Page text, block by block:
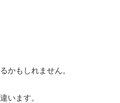
かもしれません。
います。